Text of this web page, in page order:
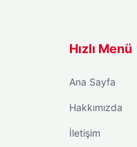
Hızlı Menü
Ana Sayfa
Hakkımızda
İletişim